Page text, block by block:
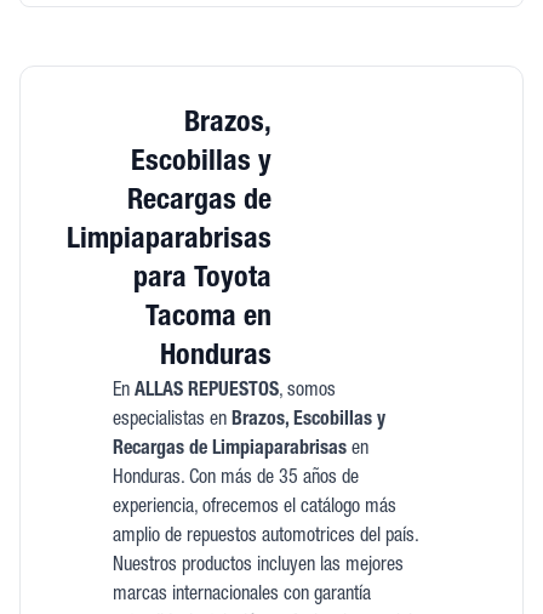
Brazos,
Escobillas y
Recargas de
Limpiaparabrisas
para Toyota
Tacoma en
Honduras
En ALLAS REPUESTOS, somos
especialistas en Brazos, Escobillas y
Recargas de Limpiaparabrisasen
Honduras. Con más de 35 años de
experiencia, ofrecemos el catálogo más
amplio de repuestos automotrices del país.
Nuestros productos incluyen las mejores
marcas internacionales con garantía